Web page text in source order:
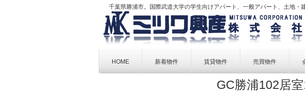
千葉県勝浦市。国際武道大学の学生向けアパート、一般アパート、土地・
contentHOME 新着物件 賃貸物件
賃貸物件一覧
売買物件
売買物件一覧
GC勝浦102居